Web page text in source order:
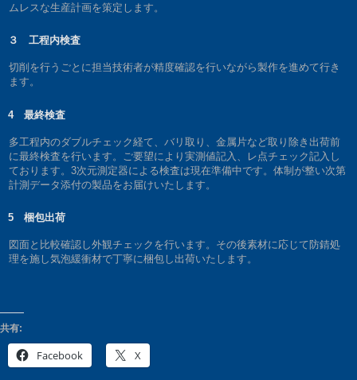
ムレスな生産計画を策定します。
３ 工程内検査
切削を行うごとに担当技術者が精度確認を行いながら製作を進めて行き
ます。
4 最終検査
多工程内のダブルチェック経て、バリ取り、金属片など取り除き出荷前
に最終検査を行います。ご要望により実測値記入、レ点チェック記入し
ております。3次元測定器による検査は現在準備中です。体制が整い次第
計測データ添付の製品をお届けいたします。
5 梱包出荷
図面と比較確認し外観チェックを行います。その後素材に応じて防錆処
理を施し気泡緩衝材で丁寧に梱包し出荷いたします。
共有:
Facebook X